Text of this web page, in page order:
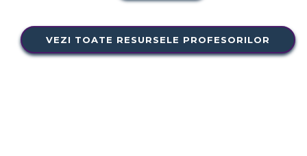
VEZI TOATE RESURSELE PROFESORILOR